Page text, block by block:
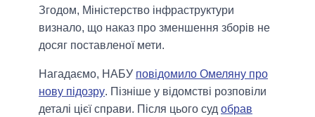
Згодом, Міністерство інфраструктури
визнало, що наказ про зменшення зборів не
досяг поставленої мети.
Нагадаємо, НАБУ повідомило Омеляну про
нову підозру. Пізніше у відомстві розповіли
деталі цієї справи. Після цього суд обрав